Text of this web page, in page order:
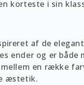
korteste i sin
af de
ender og er både
en række
æstetik.